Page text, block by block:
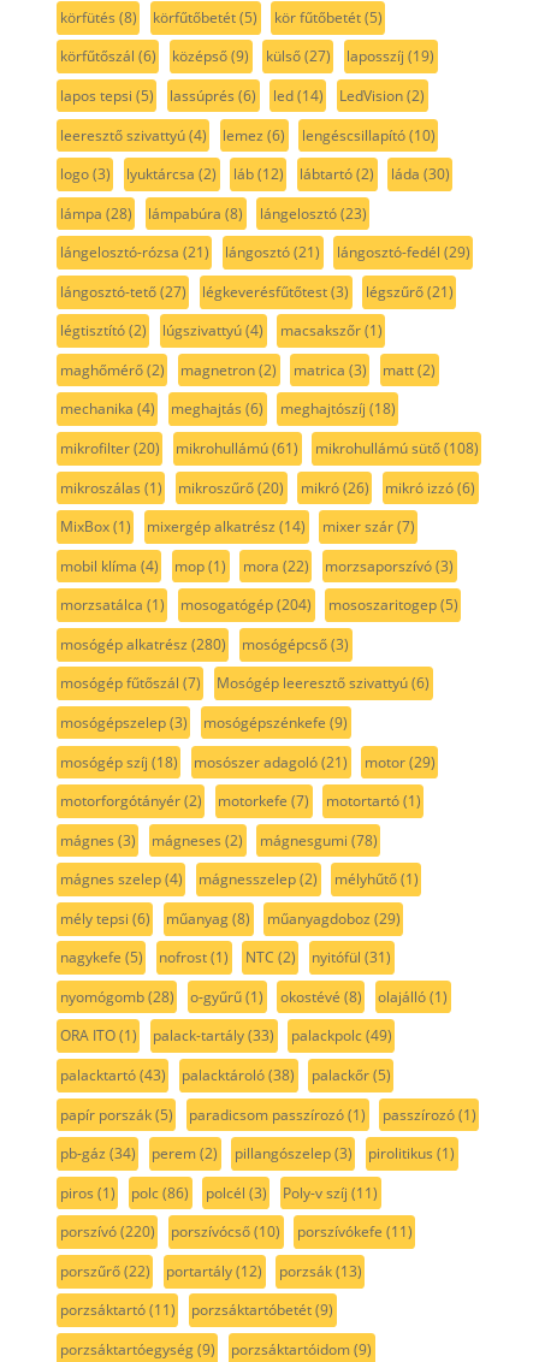
körfütés (8) körfűtőbetét(5) kör fűtőbetét(5)
körfűtőszál (6) középső(9) külső(27) laposszíj (19)
lapos tepsi (5) lassúprés (6) led(14) LedVision(2)
leeresztő szivattyú(4) lemez (6) lengéscsillapító(10)
logo(3) lyuktárcsa (2) láb(12) lábtartó(2) láda (30)
lámpa (28) lámpabúra (8) lángelosztó(23)
lángelosztó-rózsa (21) lángosztó(21) lángosztó-fedél (29)
lángosztó-tető(27) légkeverésfűtőtest(3) légszűrő(21)
légtisztító(2) lúgszivattyú(4) macsakszőr(1)
maghőmérő(2) magnetron(2) matrica (3) matt(2)
mechanika (4) meghajtás (6) meghajtószíj (18)
mikrofilter(20) mikrohullámú(61) mikrohullámú sütő(108)
mikroszálas (1) mikroszűrő(20) mikró(26) mikró izzó(6)
MixBox(1) mixergép alkatrész (14) mixer szár(7)
mobil klíma (4) mop(1) mora (22) morzsaporszívó(3)
morzsatálca (1) mosogatógép(204) mososzaritogep(5)
mosógép alkatrész (280) mosógépcső(3)
mosógép fűtőszál (7) Mosógép leeresztő szivattyú(6)
mosógépszelep(3) mosógépszénkefe (9)
mosógép szíj (18) mosószer adagoló(21) motor(29)
motorforgótányér(2) motorkefe (7) motortartó(1)
mágnes (3) mágneses (2) mágnesgumi (78)
mágnes szelep(4) mágnesszelep(2) mélyhűtő(1)
mély tepsi (6) műanyag(8) műanyagdoboz (29)
nagykefe (5) nofrost(1) NTC (2) nyitófül (31)
nyomógomb(28) o-gyűrű(1) okostévé (8) olajálló(1)
ORA ITO(1) palack-tartály(33) palackpolc(49)
palacktartó(43) palacktároló(38) palackőr(5)
papír porszák(5) paradicsom passzírozó(1) passzírozó(1)
pb-gáz (34) perem(2) pillangószelep(3) pirolitikus (1)
piros (1) polc(86) polcél (3) Poly-v szíj (11)
porszívó(220) porszívócső(10) porszívókefe (11)
porszűrő(22) portartály(12) porzsák(13)
porzsáktartó(11) porzsáktartóbetét(9)
porzsáktartóegység(9) porzsáktartóidom(9)